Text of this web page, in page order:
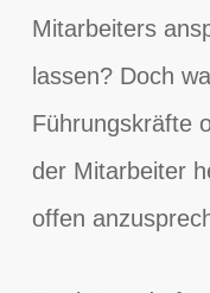
Mitarbeiters
lassen? Doch
Führungskräfte
der Mitarbeiter
offen